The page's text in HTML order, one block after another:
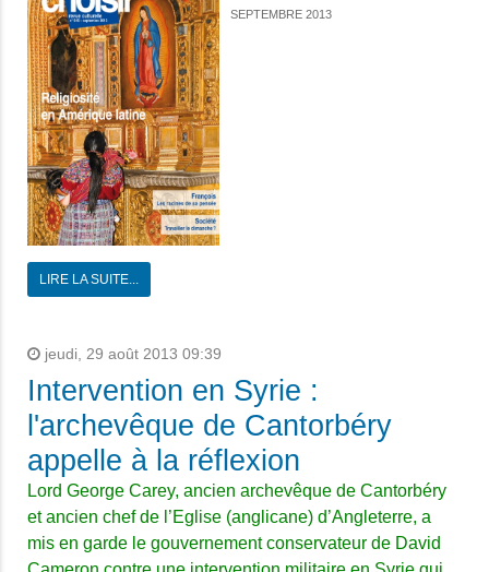
SEPTEMBRE 2013
LIRE LA SUITE...
jeudi, 29 août 2013 09:39
Intervention en Syrie :
l'archevêque de Cantorbéry
appelle à la réflexion
Lord George Carey, ancien archevêque de Cantorbéry
et ancien chef de l’Eglise (anglicane) d’Angleterre, a
mis en garde le gouvernement conservateur de David